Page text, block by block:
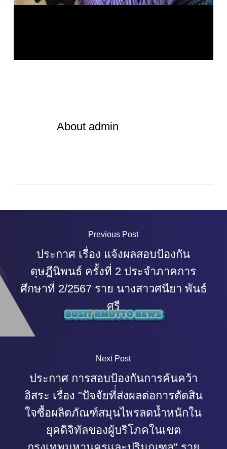
Aboutadmin
Previous Post
ประกาศ เรื่อง แจ้งผลสอบป้องกัน
ดุษฎีนิพนธ์ ครั้งที่ 2 ประจำภาคการ
ศึกษาที่ 2/2567 ราย นางสาวศนียา พันธ์
ศรี
Next Post
ประกาศ การสอบป้องกันการค้นคว้า
อิสระ เรื่อง "ปัจจัยที่่ส่งผลต่อการตัดสิน
ใจซื้อผลิตภัณฑ์สมุนไพรลดน้ำหนักใน
ยุคดิจิทัลของผู้บริโภคในเขต